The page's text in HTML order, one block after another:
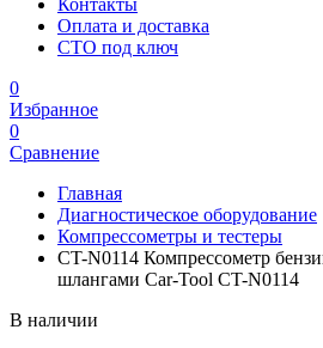
Контакты
Оплата и доставка
СТО под ключ
0
Избранное
0
Сравнение
Главная
Диагностическое оборудование
Компрессометры и тестеры
CT-N0114 Компрессометр
шлангами Car-Tool CT-N0114
В наличии